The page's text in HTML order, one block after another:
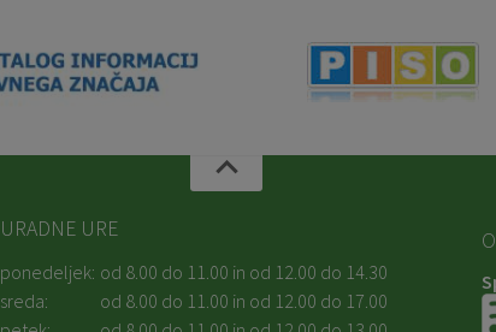
URADNE URE
ponedeljek: od 8.00 do 11.00 in od 12.00 do 14.30
sreda:
od 8.00 do 11.00 in od 12.00 do 17.00